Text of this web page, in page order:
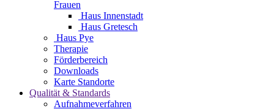
Frauen
Haus Innenstadt
Haus Gretesch
Haus Pye
Therapie
Förderbereich
Downloads
Karte Standorte
Qualität & Standards
Aufnahmeverfahren